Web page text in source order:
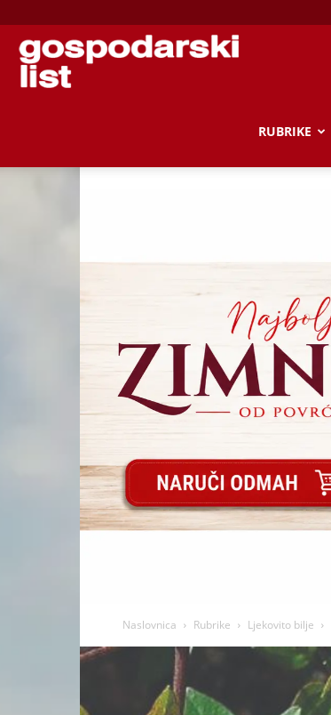
Gospodarski
RUBRIKE
Naslovnica Rubrike Ljekovito bilje